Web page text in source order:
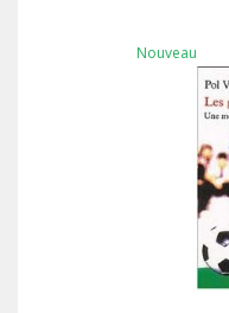
Nouveau